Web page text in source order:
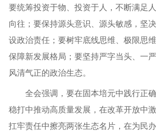
要统筹投资于物、投资于人，不断满足
向往；要保持源头意识、源头敏感，坚
设政治责任；要树牢底线思维、极限思
保障新发展格局；要坚持严字当头、一
风清气正的政治生态。
全会强调，要在固本培元中践行正
稳打中推动高质量发展，在改革开放中
扛牢责任中擦亮两张生态名片，在为民